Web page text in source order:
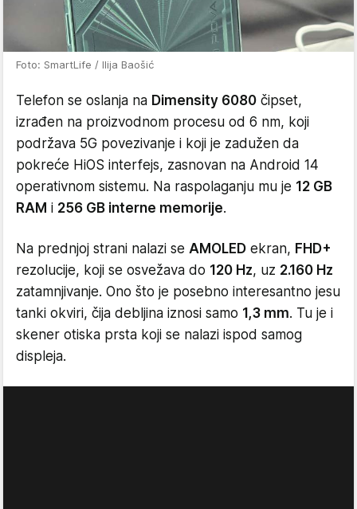
Foto: SmartLife / Ilija Baošić
Telefon se oslanja na Dimensity 6080 čipset,
izrađen na proizvodnom procesu od 6 nm, koji
podržava 5G povezivanje i koji je zadužen da
pokreće HiOS interfejs, zasnovan na Android 14
operativnom sistemu. Na raspolaganju mu je 12 GB
RAM i 256 GB interne memorije.
Na prednjoj strani nalazi se AMOLED ekran, FHD+
rezolucije, koji se osvežava do 120 Hz, uz 2.160 Hz
zatamnjivanje. Ono što je posebno interesantno jesu
tanki okviri, čija debljina iznosi samo 1,3 mm. Tu je i
skener otiska prsta koji se nalazi ispod samog
displeja.